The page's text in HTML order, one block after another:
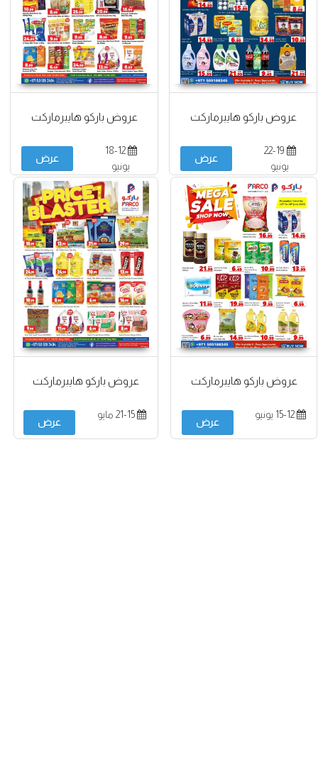
عروض باركو هايبرماركت
22-19
يونيو
عرض
عروض باركو هايبرماركت
18-12
يونيو
عرض
عروض باركو هايبرماركت
15-12 يونيو
عرض
عروض باركو هايبرماركت
عرض